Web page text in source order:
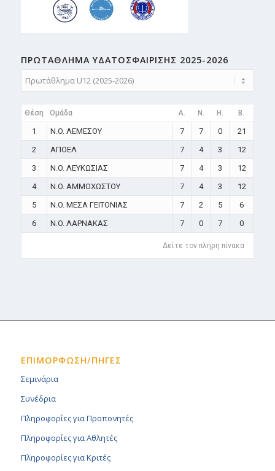
ΠΡΩΤΑΘΛΗMA ΥΔΑΤΟΣΦΑΙΡΙΣΗΣ 2025-2026
Θέση Ομάδα A. N. H. B.
1 N.O. ΛΕΜΕΣΟΥ 7 7 0
21
2
ΑΠΟΕΛ 7 4 3
12
3
N.O. ΛΕΥΚΩΣΙΑΣ 7 4 3
12
4
N.O. ΑΜΜΟΧΩΣΤΟΥ 7 4 3
12
5
N.O. ΜΕΣΑ ΓΕΙΤΟΝΙΑΣ 7 2 5
6
6
N.O. ΛΑΡΝΑΚΑΣ 7 0 7 0
Δείτε τον πλήρη πίνακα
ΕΠΙΜΟΡΦΩΣΗ/ΠΗΓΕΣ
Σεμινάρια
Συνέδρια
Πληροφορίες για Προπονητές
Πληροφορίες για Αθλητές
Πληροφορίες για Κριτές